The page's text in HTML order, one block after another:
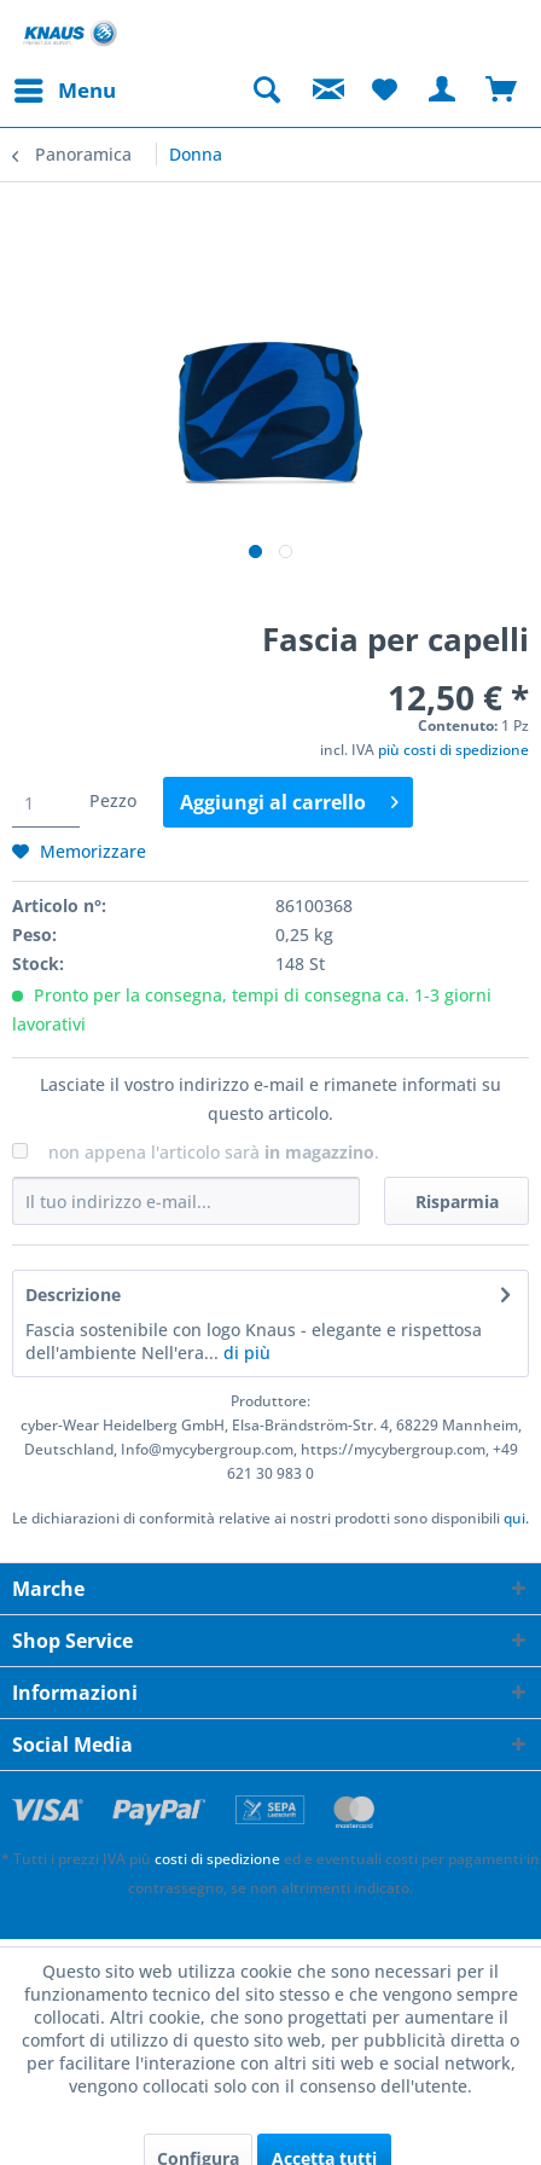
Menu
Panoramica Donna
Fascia per capelli
12,50 € *
Contenuto: 1 Pz
incl. IVA più costi di spedizione
Pezzo Aggiungi al carrello
Memorizzare
Articolo n°:
86100368
Peso:
0,25 kg
Stock:
148 St
Pronto per la consegna, tempi di consegna ca. 1-3 giorni
lavorativi
Lasciate il vostro indirizzo e-mail e rimanete informati su
questo articolo.
non appena l'articolo sarà in magazzino.
Risparmia
Descrizione
Fascia sostenibile con logo Knaus - elegante e rispettosa
dell'ambiente Nell'era... di più
Produttore:
cyber-Wear Heidelberg GmbH, Elsa-Brändström-Str. 4, 68229 Mannheim,
Deutschland, Info@mycybergroup.com, https://mycybergroup.com, +49
621 30 983 0
Le dichiarazioni di conformità relative ai nostri prodotti sono disponibiliqui.
Marche
Shop Service
Informazioni
Social Media
* Tutti i prezzi IVA più costi di spedizioneed e eventuali costi per pagamenti in
contrassegno, se non altrimenti indicato.
Questo sito web utilizza cookie che sono necessari per il
funzionamento tecnico del sito stesso e che vengono sempre
collocati. Altri cookie, che sono progettati per aumentare il
comfort di utilizzo di questo sito web, per pubblicità diretta o
per facilitare l'interazione con altri siti web e social network,
vengono collocati solo con il consenso dell'utente.
Configura Accetta tutti